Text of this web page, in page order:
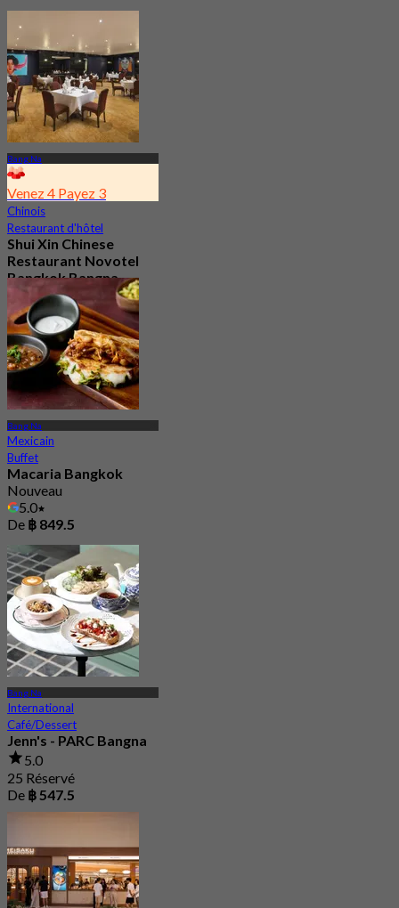
Bang Na
Venez 4 Payez 3
Chinois
Restaurant d'hôtel
Shui Xin Chinese
Restaurant Novotel
Bangkok Bangna
3.9
234 Réservé
De฿ 559
Bang Na
Mexicain
Buffet
Macaria Bangkok
Nouveau
5.0
De ฿ 849.5
Bang Na
International
Café/Dessert
Jenn's - PARC Bangna
5.0
25 Réservé
De ฿ 547.5